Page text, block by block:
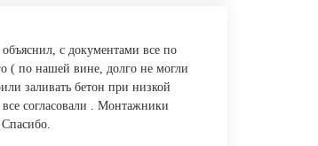
с документами все по
( по нашей вине, долго не могли
заливать бетон при низкой
согласовали . Монтажники